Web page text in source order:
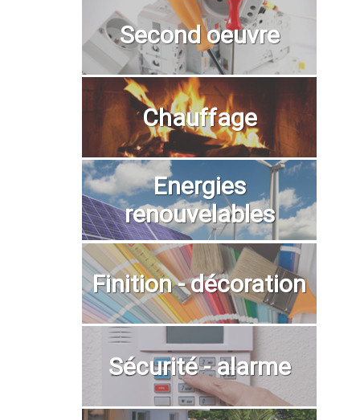
Second oeuvre
Chauffage
Energies
renouvelables
Finition - décoration
Sécurité - alarme